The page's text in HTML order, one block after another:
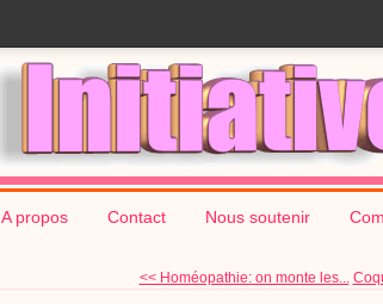
A propos Contact Nous soutenir
<< Homéopathie: on monte les...